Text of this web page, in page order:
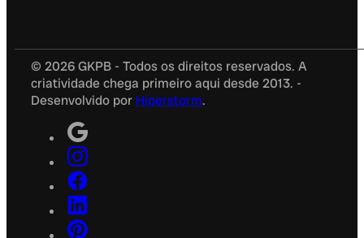
© 2026 GKPB - Todos os direitos reservados. A
criatividade chega primeiro aqui desde 2013. -
Desenvolvido por Hiperstorm.